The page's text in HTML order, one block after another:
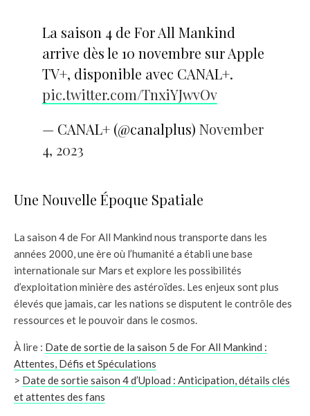
La saison 4 de For All Mankind
arrive dès le 10 novembre sur Apple
TV+, disponible avec CANAL+.
pic.twitter.com/TnxiYJwvOv
— CANAL+ (@canalplus) November
4, 2023
Une Nouvelle Époque Spatiale
La saison 4 de For All Mankind nous transporte dans les
années 2000, une ère où l’humanité a établi une base
internationale sur Mars et explore les possibilités
d’exploitation minière des astéroïdes. Les enjeux sont plus
élevés que jamais, car les nations se disputent le contrôle des
ressources et le pouvoir dans le cosmos.
À lire : Date de sortie de la saison 5 de For All Mankind :
Attentes, Défis et Spéculations
> Date de sortie saison 4 d’Upload : Anticipation, détails clés
et attentes des fans